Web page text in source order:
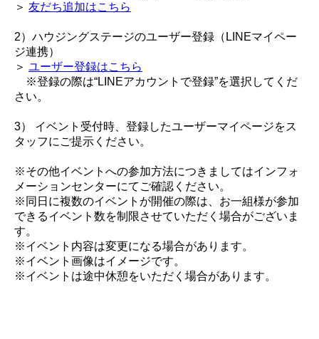
＞ 友だち追加はこちら
2）ハウジングステージのユーザー登録（LINEマイペー
ジ連携）
＞ ユーザー登録はこちら
※登録の際は“LINEアカウントで登録”を選択してくだ
さい。
3） イベント受付時、登録したユーザーマイページをス
タッフにご提示ください。
※その他イベントへの参加方法につきましてはインフォ
メーションセンターにてご確認ください。
※同日に複数のイベントが開催の際は、お一組様が参加
できるイベント数を制限させていただく場合がございま
す。
※イベント内容は変更になる場合があります。
※イベント画像はイメージです。
※イベントは途中休憩をいただく場合があります。